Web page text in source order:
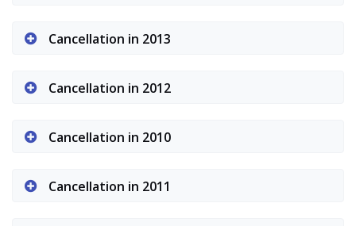
Cancellation in 2013
Cancellation in 2012
Cancellation in 2010
Cancellation in 2011